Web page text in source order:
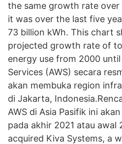
the same growth rate
it was over the last five
73 billion kWh. This chart
projected growth rate of
energy use from 2000
Services (AWS) secara
akan membuka region
di Jakarta,
AWS di Asia Pasifik ini
pada akhir 2021 atau awal
acquired Kiva Systems, a